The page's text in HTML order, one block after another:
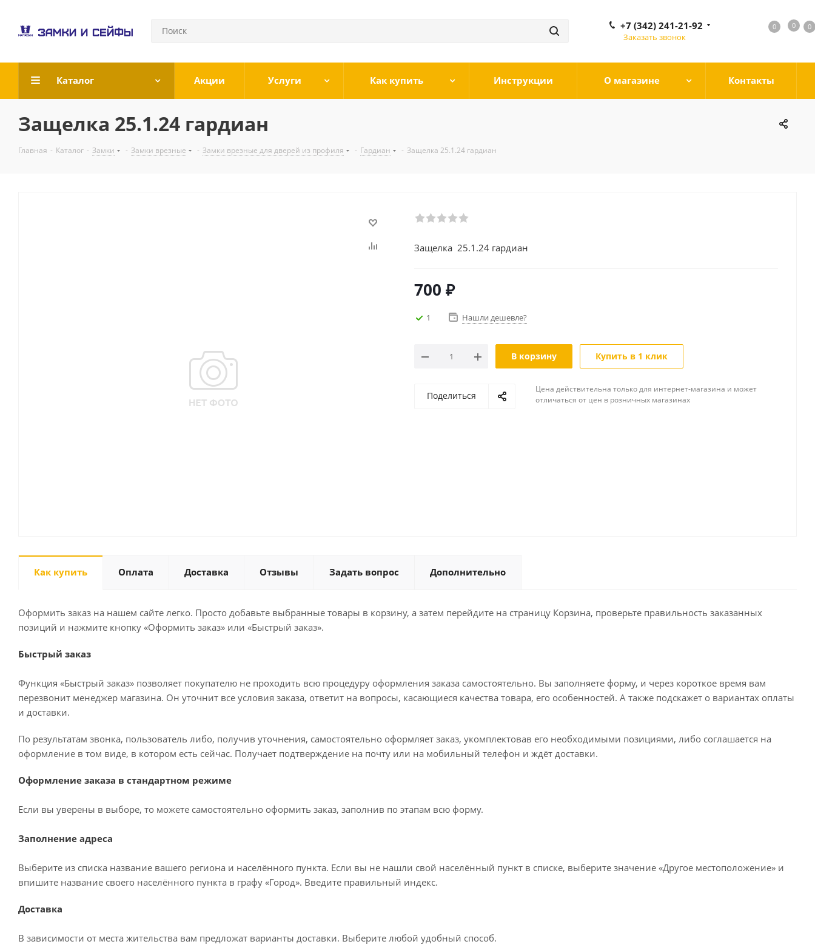
0 0 0
0
+7 (342) 241-21-92
Заказать звонок
Каталог Акции Услуги Как купить Инструкции О магазине Контакты
Защелка 25.1.24 гардиан
Главная - Каталог - Замки - Замки врезные - Замки врезные для дверей из профиля - Гардиан - Защелка 25.1.24 гардиан
Защелка 25.1.24 гардиан
700 ₽
1 Нашли дешевле?
В корзину Купить в 1 клик
Поделиться
Цена действительна только для интернет-магазина и может
отличаться от цен в розничных магазинах
Как купить Оплата Доставка Отзывы Задать вопрос Дополнительно
Оформить заказ на нашем сайте легко. Просто добавьте выбранные товары в корзину, а затем перейдите на страницу Корзина, проверьте правильность заказанных
позиций и нажмите кнопку «Оформить заказ» или «Быстрый заказ».
Быстрый заказ
Функция «Быстрый заказ» позволяет покупателю не проходить всю процедуру оформления заказа самостоятельно. Вы заполняете форму, и через короткое время вам
перезвонит менеджер магазина. Он уточнит все условия заказа, ответит на вопросы, касающиеся качества товара, его особенностей. А также подскажет о вариантах оплаты
и доставки.
По результатам звонка, пользователь либо, получив уточнения, самостоятельно оформляет заказ, укомплектовав его необходимыми позициями, либо соглашается на
оформление в том виде, в котором есть сейчас. Получает подтверждение на почту или на мобильный телефон и ждёт доставки.
Оформление заказа в стандартном режиме
Если вы уверены в выборе, то можете самостоятельно оформить заказ, заполнив по этапам всю форму.
Заполнение адреса
Выберите из списка название вашего региона и населённого пункта. Если вы не нашли свой населённый пункт в списке, выберите значение «Другое местоположение» и
впишите название своего населённого пункта в графу «Город». Введите правильный индекс.
Доставка
В зависимости от места жительства вам предложат варианты доставки. Выберите любой удобный способ.